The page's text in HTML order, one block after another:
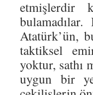
etmişlerdir
Atatürk’ün,
taktiksel
yoktur, sathı
uygun bir